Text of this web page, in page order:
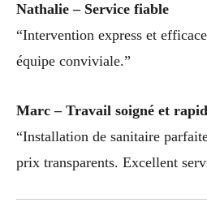
Nathalie – Service fiable
“Intervention express et
équipe conviviale.”
Marc – Travail soigné et
“Installation de sanitaire
prix transparents. Excellent